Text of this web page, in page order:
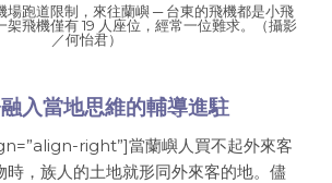
場跑道限制，來往蘭嶼 ─ 台東的飛機都是小飛
飛機僅有 19 人座位，經常一位難求。（攝影
／何怡君）
入當地思維的輔導進駐
right”]當蘭嶼人買不起外來客
時，族人的土地就形同外來客的地。儘